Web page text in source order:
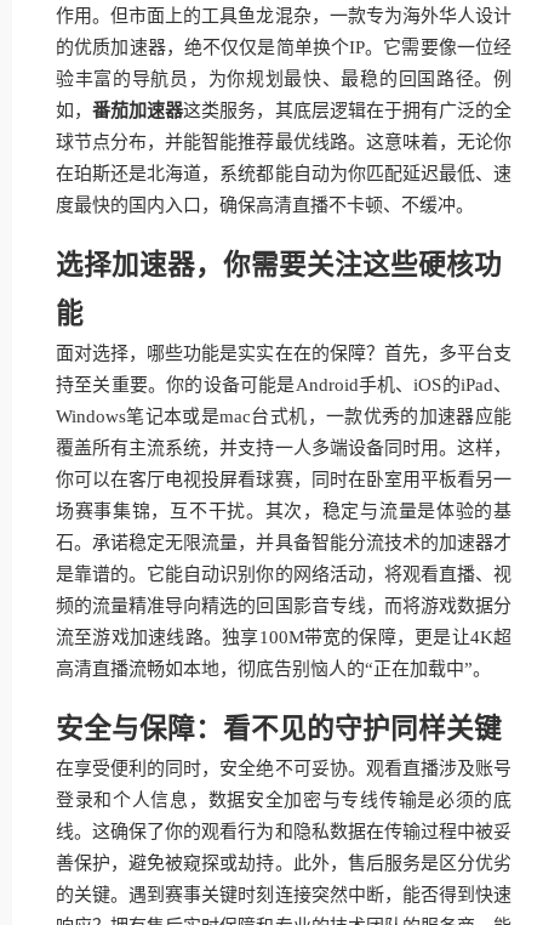
作用。但市面上的工具鱼龙混杂，一款专为海外华人设计
的优质加速器，绝不仅仅是简单换个IP。它需要像一位经
验丰富的导航员，为你规划最快、最稳的回国路径。例
如，番茄加速器这类服务，其底层逻辑在于拥有广泛的全
球节点分布，并能智能推荐最优线路。这意味着，无论你
在珀斯还是北海道，系统都能自动为你匹配延迟最低、速
度最快的国内入口，确保高清直播不卡顿、不缓冲。
选择加速器，你需要关注这些硬核功
能
面对选择，哪些功能是实实在在的保障？首先，多平台支
持至关重要。你的设备可能是Android手机、iOS的iPad、
Windows笔记本或是mac台式机，一款优秀的加速器应能
覆盖所有主流系统，并支持一人多端设备同时用。这样，
你可以在客厅电视投屏看球赛，同时在卧室用平板看另一
场赛事集锦，互不干扰。其次，稳定与流量是体验的基
石。承诺稳定无限流量，并具备智能分流技术的加速器才
是靠谱的。它能自动识别你的网络活动，将观看直播、视
频的流量精准导向精选的回国影音专线，而将游戏数据分
流至游戏加速线路。独享100M带宽的保障，更是让4K超
高清直播流畅如本地，彻底告别恼人的“正在加载中”。
安全与保障：看不见的守护同样关键
在享受便利的同时，安全绝不可妥协。观看直播涉及账号
登录和个人信息，数据安全加密与专线传输是必须的底
线。这确保了你的观看行为和隐私数据在传输过程中被妥
善保护，避免被窥探或劫持。此外，售后服务是区分优劣
的关键。遇到赛事关键时刻连接突然中断，能否得到快速